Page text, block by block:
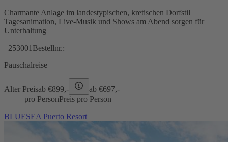
Charmante Anlage im landestypischen, kretischen Dorfstil
Tagesanimation, Live-Musik und Shows am Abend sorgen für
Unterhaltung
253001 Bestellnr.:
Pauschalreise
Alter Preisab €899,- ab €697,-
pro PersonPreis pro Person
BLUESEA Puerto Resort